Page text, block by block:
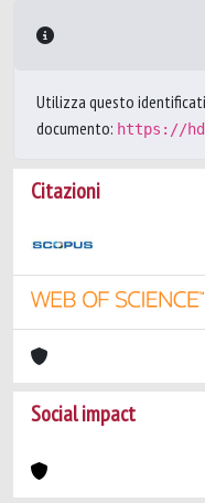
Utilizza questo
documento: https://
Citazioni
Social impact